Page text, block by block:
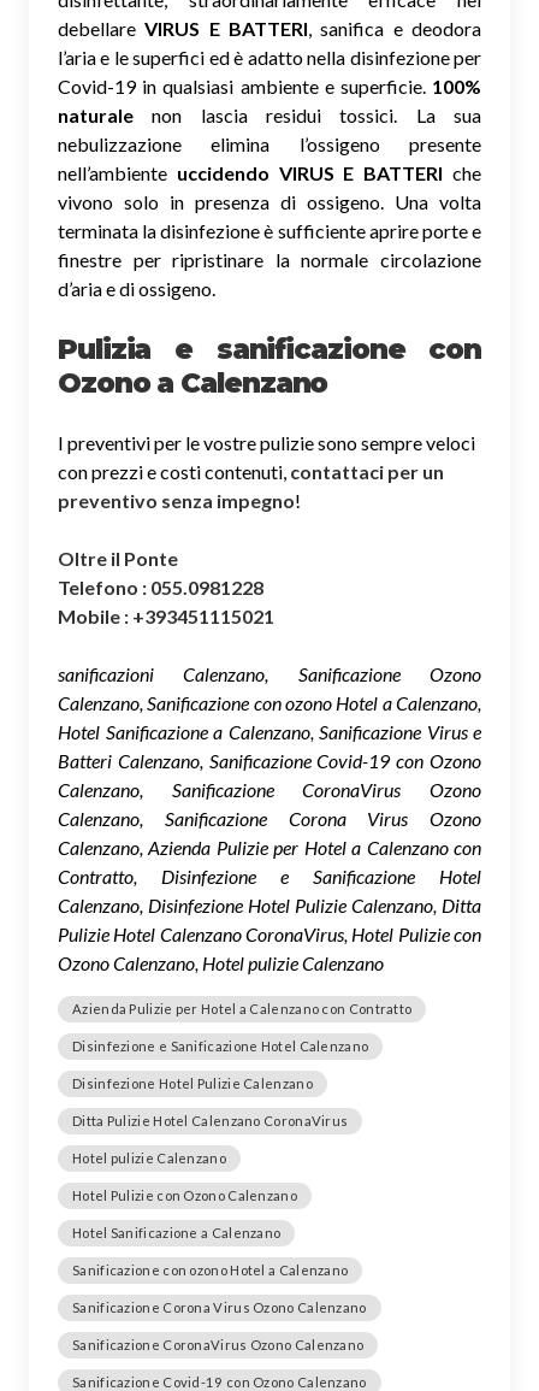
debellareVIRUS E BATTERI, sanifica e deodora
l’aria e le superfici ed è adatto nella disinfezione per
Covid-19 in qualsiasi ambiente e superficie. 100%
naturale non lascia residui tossici. La sua
nebulizzazione elimina l’ossigeno presente
nell’ambiente uccidendo VIRUS E BATTERI che
vivono solo in presenza di ossigeno. Una volta
terminata la disinfezione è sufficiente aprire porte e
finestre per ripristinare la normale circolazione
d’aria e di ossigeno.
Pulizia e sanificazione con
Ozono a Calenzano
I preventivi per le vostre pulizie sono sempre veloci
con prezzi e costi contenuti, contattaci per un
preventivo senza impegno!
Oltre il Ponte
Telefono : 055.0981228
Mobile : +393451115021
sanificazioni Calenzano, Sanificazione Ozono
Calenzano, Sanificazione con ozono Hotel a Calenzano,
Hotel Sanificazione a Calenzano, Sanificazione Virus e
Batteri Calenzano, Sanificazione Covid-19 con Ozono
Calenzano, Sanificazione CoronaVirus Ozono
Calenzano, Sanificazione Corona Virus Ozono
Calenzano, Azienda Pulizie per Hotel a Calenzano con
Contratto, Disinfezione e Sanificazione Hotel
Calenzano, Disinfezione Hotel Pulizie Calenzano, Ditta
Pulizie Hotel Calenzano CoronaVirus, Hotel Pulizie con
Ozono Calenzano, Hotel pulizie Calenzano
Azienda Pulizie per Hotel a Calenzano con Contratto
Disinfezione e Sanificazione Hotel Calenzano
Disinfezione Hotel Pulizie Calenzano
Ditta Pulizie Hotel Calenzano CoronaVirus
Hotel pulizie Calenzano
Hotel Pulizie con Ozono Calenzano
Hotel Sanificazione a Calenzano
Sanificazione con ozono Hotel a Calenzano
Sanificazione Corona Virus Ozono Calenzano
Sanificazione CoronaVirus Ozono Calenzano
Sanificazione Covid-19 con Ozono Calenzano